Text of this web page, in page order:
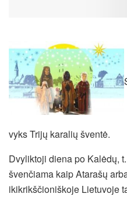
vyks Trijų karalių šventė.
Dvyliktoji diena po Kalėdų,
švenčiama kaip Atarašų
ikikrikščioniškoje Lietuvoje